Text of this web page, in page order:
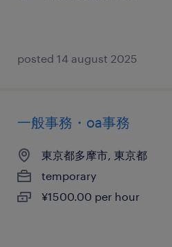
posted 14 august 2025
一般事務・oa事務
東京都多摩市, 東京都
temporary
¥1500.00 per hour